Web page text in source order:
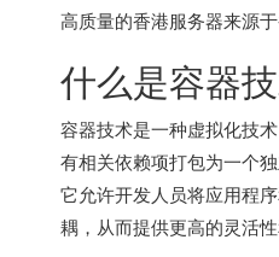
高质量的香港服务器来源
什么是容器
容器技术是一种虚拟化技
有相关依赖项打包为一个
它允许开发人员将应用程
耦，从而提供更高的灵活性